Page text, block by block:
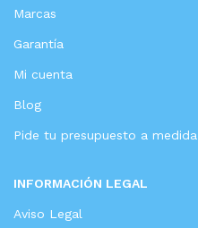
Marcas
Garantía
Mi cuenta
Blog
Pide tu presupuesto a medida
INFORMACIÓN LEGAL
Aviso Legal